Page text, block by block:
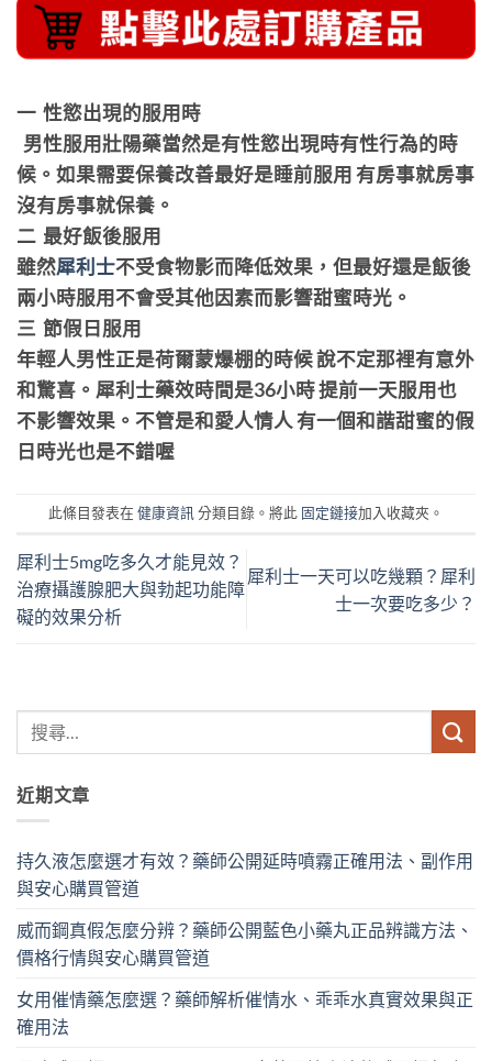
一 性慾出現的服用時
男性服用壯陽藥當然是有性慾出現時有性行為的時
候。如果需要保養改善最好是睡前服用 有房事就房事
沒有房事就保養。
二 最好飯後服用
雖然犀利士不受食物影而降低效果，但最好還是飯後
兩小時服用不會受其他因素而影響甜蜜時光。
三 節假日服用
年輕人男性正是荷爾蒙爆棚的時候 說不定那裡有意外
和驚喜。犀利士藥效時間是36小時 提前一天服用也
不影響效果。不管是和愛人情人 有一個和諧甜蜜的假
日時光也是不錯喔
此條目發表在 健康資訊分類目錄。將此 固定鏈接加入收藏夾。
犀利士5mg吃多久才能見效？
治療攝護腺肥大與勃起功能障
礙的效果分析
犀利士一天可以吃幾顆？犀利
士一次要吃多少？
近期文章
持久液怎麼選才有效？藥師公開延時噴霧正確用法、副作用
與安心購買管道
威而鋼真假怎麼分辨？藥師公開藍色小藥丸正品辨識方法、
價格行情與安心購買管道
女用催情藥怎麼選？藥師解析催情水、乖乖水真實效果與正
確用法